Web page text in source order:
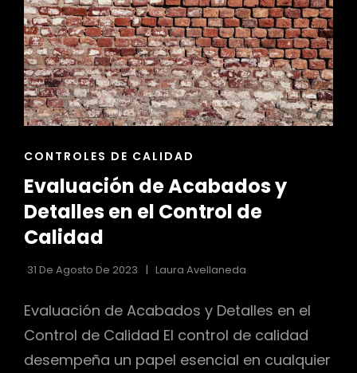
ENLACES
LAS
CATEGORÍAS
CONTROLES DE CALIDAD
Evaluación de Acabados y
Detalles en el Control de
Calidad
31 De Agosto De 2023 Laura Avellaneda
Evaluación de Acabados y Detalles en el
Control de Calidad El control de calidad
desempeña un papel esencial en cualquier